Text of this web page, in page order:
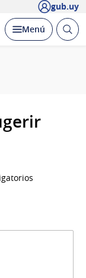
gub.uy
Desplegar
Menú Abrir